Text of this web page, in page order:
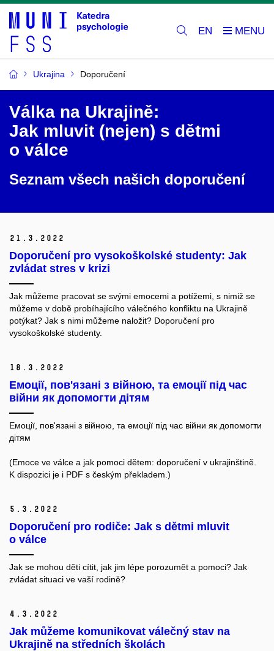
EN
Ukrajina Doporučení
Válka na Ukrajině:
Jak mluvit (nejen) s dětmi
o válce
Seznam všech našich doporučení
21. 3. 2022
Doporučení pro vysokoškolské studenty: Jak
zvládat stres v krizi
Jak můžeme pracovat se svými emocemi a potížemi, s nimiž se
můžeme v době probíhajícího válečného konfliktu na Ukrajině
potýkat? Jak s nimi můžeme naložit? Doporučení pro
vysokoškolské studenty.
18. 3. 2022
Емоції, пов'язані з війною, та емоції під час
війни як допомогти дітям
Емоції, пов'язані з війною, та емоції під час війни як допомогти
дітям
(Emoce ve válce a jak pomoci dětem: doporučení v ukrajinštině.
K dispozici je i PDF s českým překladem.)
5. 3. 2022
Doporučení pro rodiče: Jak s dětmi mluvit
o válce
Jak se mohou děti cítit, jak jim lépe porozumět a pomoci? Jak
zvládat situaci ve vaší rodině?
4. 3. 2022
Jak můžeme komunikovat válečný stav na
Ukrajině na středních školách